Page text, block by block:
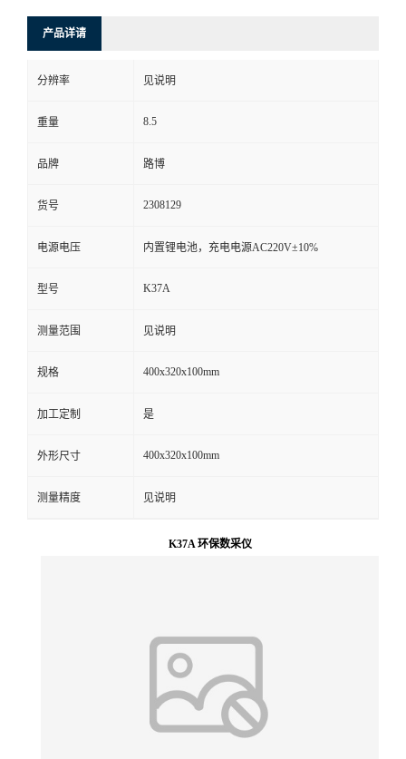
方
式
在
线
留
产品详请
分辨率 见说明
重量 8.5
品牌 路博
货号 2308129
电源电压 内置锂电池，充电电源AC220V±10%
型号 K37A
测量范围 见说明
规格 400x320x100mm
加工定制 是
外形尺寸 400x320x100mm
测量精度 见说明
K37A 环保数采仪